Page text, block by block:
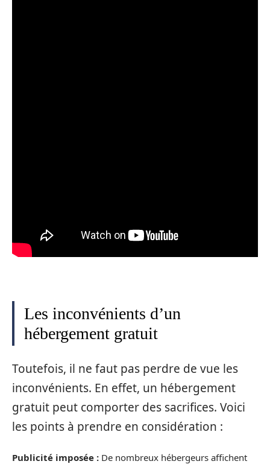
Les inconvénients d’un
hébergement gratuit
Toutefois, il ne faut pas perdre de vue les
inconvénients. En effet, un hébergement
gratuit peut comporter des sacrifices. Voici
les points à prendre en considération :
Publicité imposée : De nombreux hébergeurs affichent